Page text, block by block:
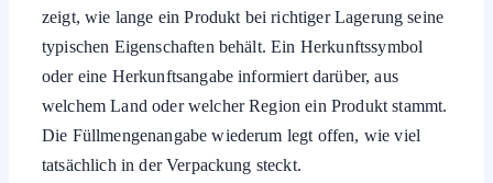
zeigt, wie lange ein Produkt bei richtiger Lagerung seine
typischen Eigenschaften behält. Ein Herkunftssymbol
oder eine Herkunftsangabe informiert darüber, aus
welchem Land oder welcher Region ein Produkt stammt.
Die Füllmengenangabe wiederum legt offen, wie viel
tatsächlich in der Verpackung steckt.